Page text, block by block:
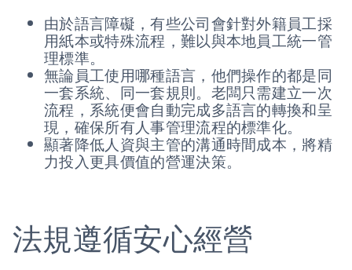
由於語言障礙，有些公司會針對外籍員工採
用紙本或特殊流程，難以與本地員工統一管
理標準。
無論員工使用哪種語言，他們操作的都是同
一套系統、同一套規則。老闆只需建立一次
流程，系統便會自動完成多語言的轉換和呈
現，確保所有人事管理流程的標準化。
顯著降低人資與主管的溝通時間成本，將精
力投入更具價值的營運決策。
法規遵循安心經營